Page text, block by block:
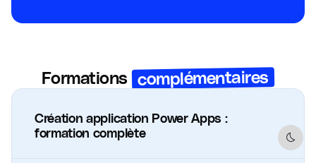
Formations complémentaires
Création application Power Apps :
formation complète
Dark